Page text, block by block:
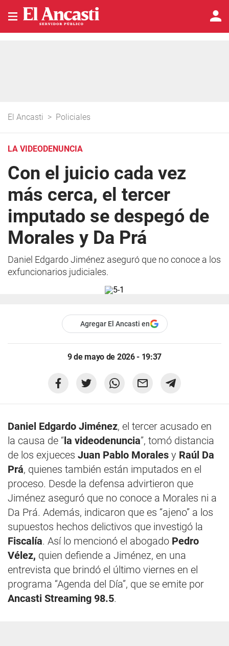
El Ancasti > Policiales
LA VIDEODENUNCIA
Con el juicio cada vez
más cerca, el tercer
imputado se despegó de
Morales y Da Prá
Daniel Edgardo Jiménez aseguró que no conoce a los
exfuncionarios judiciales.
Agregar El Ancasti en
9 de mayo de 2026 - 19:37
Daniel Edgardo Jiménez, el tercer acusado en
la causa de “ la videodenuncia”, tomó distancia
de los exjueces Juan Pablo Morales y Raúl Da
Prá, quienes también están imputados en el
proceso. Desde la defensa advirtieron que
Jiménez aseguró que no conoce a Morales ni a
Da Prá. Además, indicaron que es “ajeno” a los
supuestos hechos delictivos que investigó la
Fiscalía. Así lo mencionó el abogado Pedro
Vélez, quien defiende a Jiménez, en una
entrevista que brindó el último viernes en el
programa “Agenda del Día”, que se emite por
Ancasti Streaming 98.5.